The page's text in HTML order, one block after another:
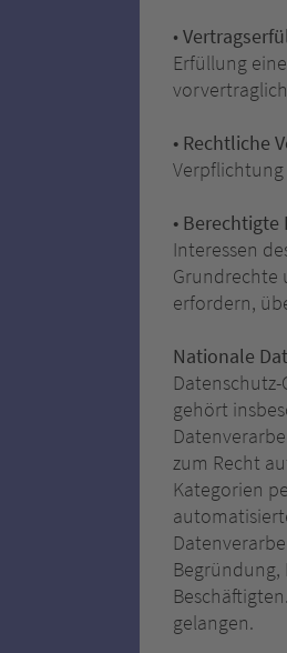
•
Erfüllung
• Rechtliche
• Berechtigte
Interessen
Grundrechte
erfordern,
Nationale
gehört
zum Recht
Kategorien
gelangen.